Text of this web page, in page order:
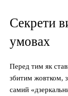
Секрети
умовах
Перед тим як
збитим жовтком,
самий